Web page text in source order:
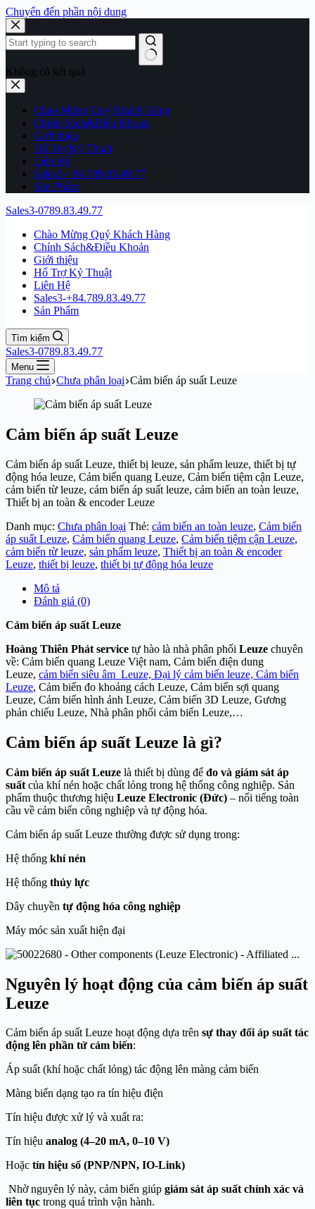
Chuyển đến phần nội dung
Không có kết quả
Chào Mừng Quý Khách Hàng
Chính Sách&Điều Khoản
Giới thiệu
Hổ Trợ Kỷ Thuật
Liên Hệ
Sales3-+84.789.83.49.77
Sản Phẩm
Sales3-0789.83.49.77
Chào Mừng Quý Khách Hàng
Chính Sách&Điều Khoản
Giới thiệu
Hổ Trợ Kỷ Thuật
Liên Hệ
Sales3-+84.789.83.49.77
Sản Phẩm
Tìm kiếm
Sales3-0789.83.49.77
Menu
Trang chủ Chưa phân loại Cảm biến áp suất Leuze
Cảm biến áp suất Leuze
Cảm biến áp suất Leuze, thiết bị leuze, sản phẩm leuze, thiết bị tự
động hóa leuze, Cảm biến quang Leuze, Cảm biến tiệm cận Leuze,
cảm biến từ leuze, cảm biến áp suất leuze, cảm biến an toàn leuze,
Thiết bị an toàn & encoder Leuze
Danh mục: Chưa phân loại Thẻ: cảm biến an toàn leuze, Cảm biến
áp suất Leuze, Cảm biến quang Leuze, Cảm biến tiệm cận Leuze,
cảm biến từ leuze, sản phẩm leuze, Thiết bị an toàn & encoder
Leuze, thiết bị leuze, thiết bị tự động hóa leuze
Mô tả
Đánh giá (0)
Cảm biến áp suất Leuze
Hoàng Thiên Phát service tự hào là nhà phân phối Leuze chuyên
về: Cảm biến quang Leuze Việt nam, Cảm biến điện dung
Leuze, cảm biến siêu âm Leuze, Đại lý cảm biến leuze, Cảm biến
Leuze, Cảm biến đo khoảng cách Leuze, Cảm biến sợi quang
Leuze, Cảm biến hình ảnh Leuze, Cảm biến 3D Leuze, Gương
phản chiếu Leuze, Nhà phân phối cảm biến Leuze,…
Cảm biến áp suất Leuze là gì?
Cảm biến áp suất Leuze là thiết bị dùng để đo và giám sát áp
suất của khí nén hoặc chất lỏng trong hệ thống công nghiệp. Sản
phẩm thuộc thương hiệu Leuze Electronic (Đức) – nổi tiếng toàn
cầu về cảm biến công nghiệp và tự động hóa.
Cảm biến áp suất Leuze thường được sử dụng trong:
Hệ thống khí nén
Hệ thống thủy lực
Dây chuyền tự động hóa công nghiệp
Máy móc sản xuất hiện đại
Nguyên lý hoạt động của cảm biến áp suất
Leuze
Cảm biến áp suất Leuze hoạt động dựa trên sự thay đổi áp suất tác
động lên phần tử cảm biến:
Áp suất (khí hoặc chất lỏng) tác động lên màng cảm biến
Màng biến dạng tạo ra tín hiệu điện
Tín hiệu được xử lý và xuất ra:
Tín hiệu analog (4–20 mA, 0–10 V)
Hoặc tín hiệu số (PNP/NPN, IO-Link)
Nhờ nguyên lý này, cảm biến giúp giám sát áp suất chính xác và
liên tục trong quá trình vận hành.